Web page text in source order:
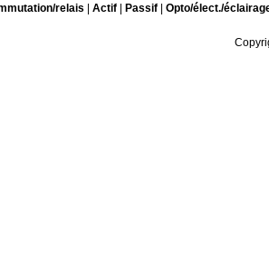
relais Actif| Passif| Opto/élect./